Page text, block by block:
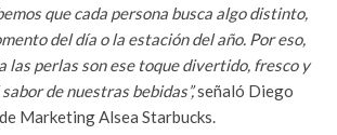
que cada persona busca algo distinto,
del día o la estación del año. Por eso,
las perlas son ese toque divertido, fresco y
de nuestras bebidas”,señaló Diego
Marketing Alsea Starbucks.